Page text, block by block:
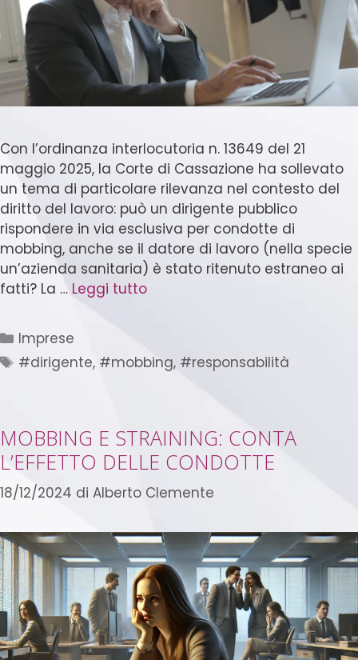
Con l’ordinanza interlocutoria n. 13649 del 21
maggio 2025, la Corte di Cassazione ha sollevato
un tema di particolare rilevanza nel contesto del
diritto del lavoro: può un dirigente pubblico
rispondere in via esclusiva per condotte di
mobbing, anche se il datore di lavoro (nella specie
un’azienda sanitaria) è stato ritenuto estraneo ai
fatti? La … Leggi tutto
Imprese
#dirigente, #mobbing, #responsabilità
MOBBING E STRAINING: CONTA
L’EFFETTO DELLE CONDOTTE
18/12/2024 di Alberto Clemente